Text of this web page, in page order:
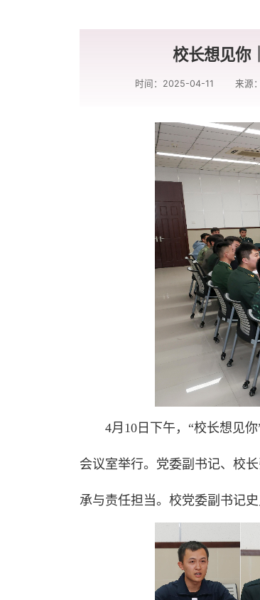
校长想见你
时间：2025-04-11 来源
4月10日下午，“校长想见
会议室举行。党委副书记、校
承与责任担当。校党委副书记